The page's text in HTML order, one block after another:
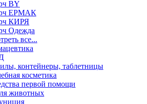
BY
ЕРМАК
КИРЯ
Одежда
все...
контейнеры, таблетницы
косметика
первой помощи
животных